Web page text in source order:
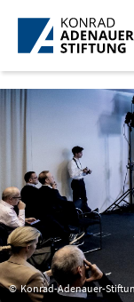
Skip to Main
Konrad-Adenauer-